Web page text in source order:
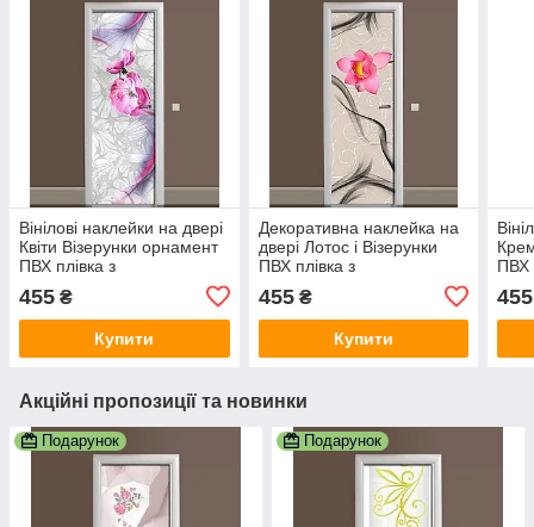
Вінілові наклейки на двері
Квіти Візерунки орнамент
ПВХ плівка з
ламінуванням 600х1800
мм Абстракція Сірий
455 ₴
Купити
Декоративна наклейка на
двері Лотос і Візерунки
ПВХ плівка з
ламінуванням 600х1800
мм Абстракція Бежевий
455₴
Купити
ПВХ
мм
455
Акційні пропозиції та новинки
Подарунок Подарунок